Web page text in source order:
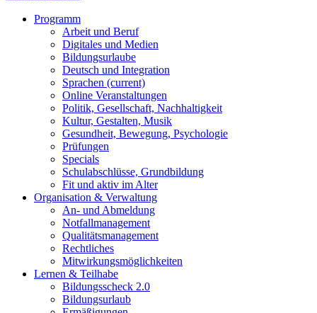
Programm
Arbeit und Beruf
Digitales und Medien
Bildungsurlaube
Deutsch und Integration
Sprachen (current)
Online Veranstaltungen
Politik, Gesellschaft, Nachhaltigkeit
Kultur, Gestalten, Musik
Gesundheit, Bewegung, Psychologie
Prüfungen
Specials
Schulabschlüsse, Grundbildung
Fit und aktiv im Alter
Organisation & Verwaltung
An- und Abmeldung
Notfallmanagement
Qualitätsmanagement
Rechtliches
Mitwirkungsmöglichkeiten
Lernen & Teilhabe
Bildungsscheck 2.0
Bildungsurlaub